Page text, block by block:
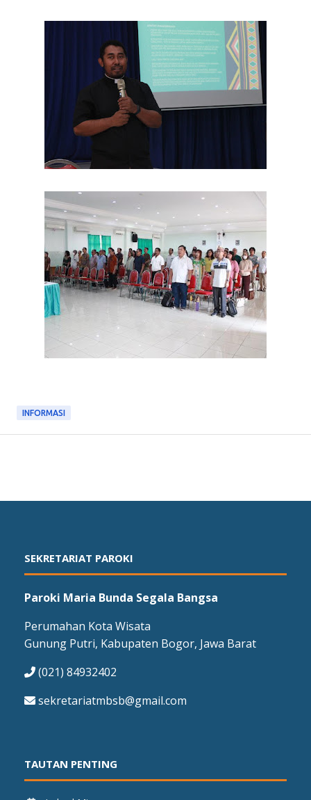
INFORMASI
SEKRETARIAT PAROKI
Paroki Maria Bunda Segala Bangsa
Perumahan Kota Wisata
Gunung Putri, Kabupaten Bogor, Jawa Barat
(021) 84932402
sekretariatmbsb@gmail.com
TAUTAN PENTING